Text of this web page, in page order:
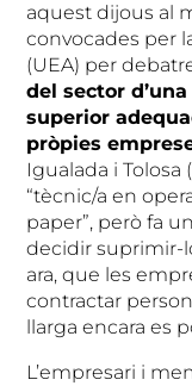
aquest dijous al
convocades per
(UEA) per
del sector
superior
pròpies
Igualada i
“tècnic/a en
paper”, però fa
decidir suprimir-
ara, que les
contractar
llarga encara es
L’empresari i